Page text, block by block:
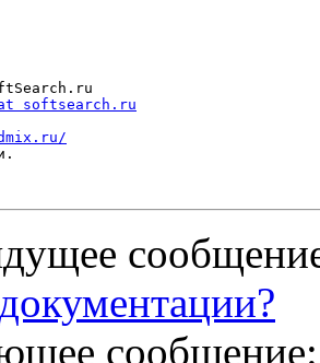
softsearch.ru